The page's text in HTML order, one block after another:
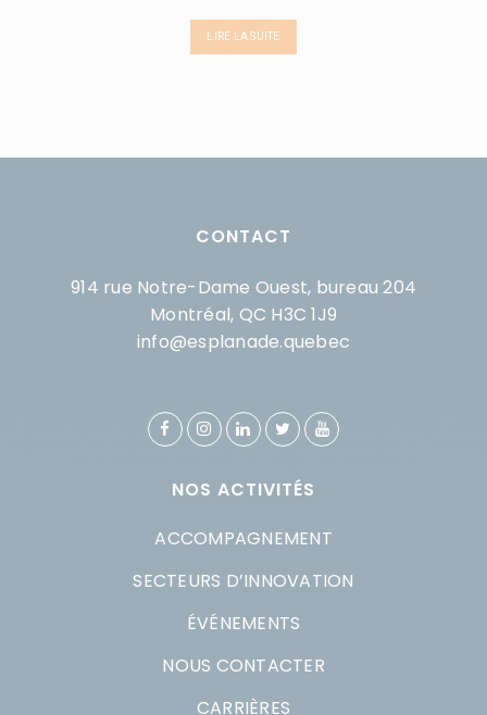
LIRE LA SUITE
CONTACT
914 rue Notre-Dame Ouest, bureau 204
Montréal, QC H3C 1J9
info@esplanade.quebec
NOS ACTIVITÉS
ACCOMPAGNEMENT
SECTEURS D’INNOVATION
ÉVÉNEMENTS
NOUS CONTACTER
CARRIÈRES